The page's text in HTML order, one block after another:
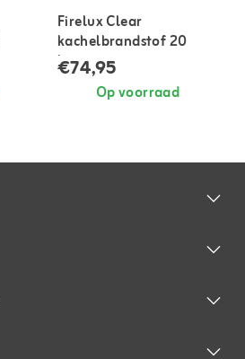
Firelux Clear
kachelbrandstof 20
liter
€74,95
Op voorraad